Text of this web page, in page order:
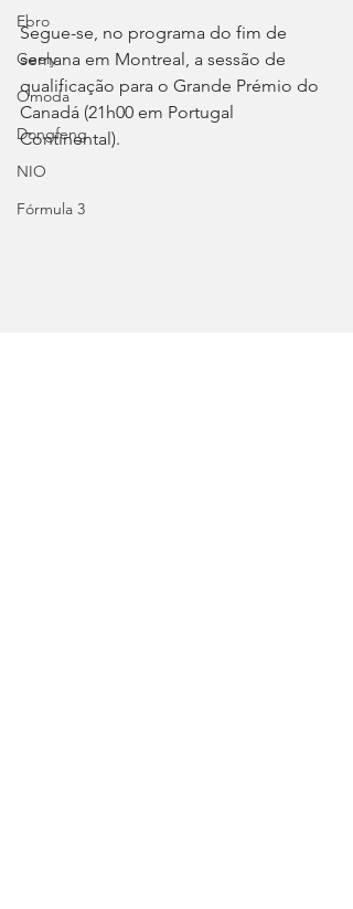
Ebro
Geely
Omoda
Dongfeng
NIO
Fórmula 3
Segue-se, no programa do fim de
semana em Montreal, a sessão de
qualificação para o Grande Prémio do
Canadá (21h00 em Portugal
Continental).